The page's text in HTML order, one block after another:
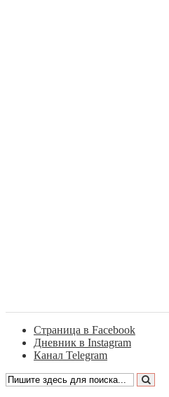
Страница в Facebook
Дневник в Instagram
Канал Telegram